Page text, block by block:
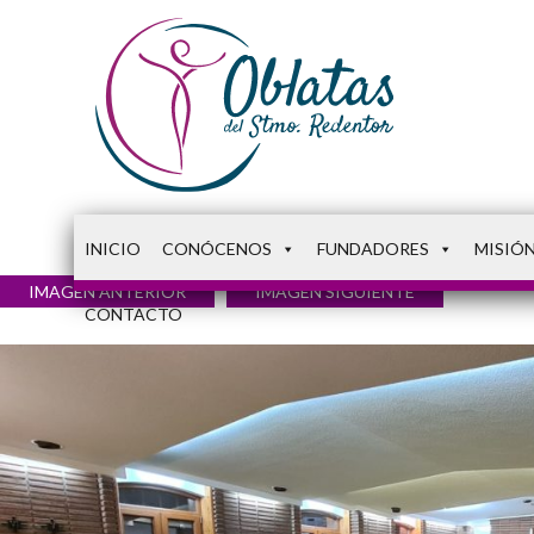
INICIO CONÓCENOS FUNDADORES MISIÓN
CONTACTO
IMAGEN ANTERIOR IMAGEN SIGUIENTE